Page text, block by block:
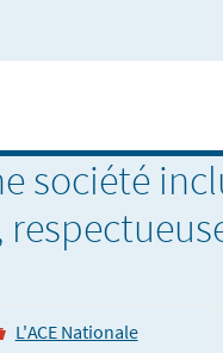
société
L'ACE Nationale